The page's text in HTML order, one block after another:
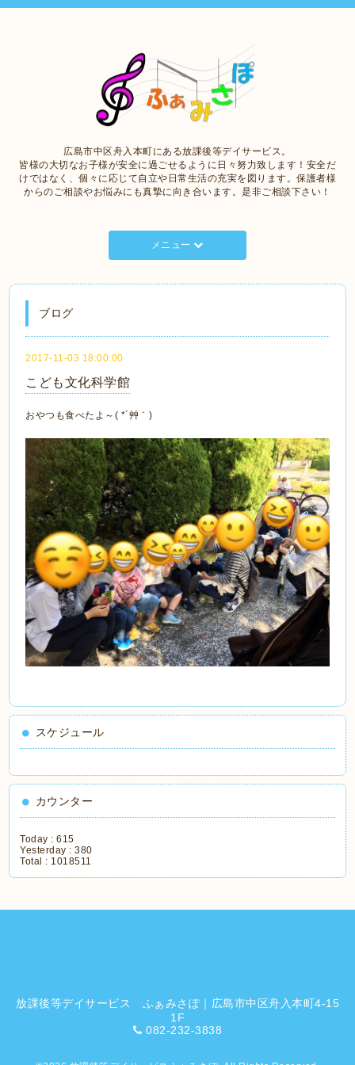
広島市中区舟入本町にある放課後等デイサービス。
皆様の大切なお子様が安全に過ごせるように日々努力致します！安全だ
けではなく、個々に応じて自立や日常生活の充実を図ります。保護者様
からのご相談やお悩みにも真摯に向き合います。是非ご相談下さい！
メニュー
ブログ
2017-11-03 18:00:00
こども文化科学館
おやつも食べたよ～( *´艸｀)
スケジュール
カウンター
Today :615
Yesterday :380
Total : 1018511
放課後等デイサービス ふぁみさぽ｜広島市中区舟入本町4-15
1F
082-232-3838